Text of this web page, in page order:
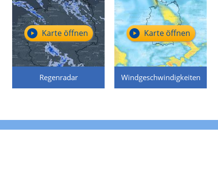
Regenradar
Karte öffnen
Windgeschwindigkeiten
Karte öffnen